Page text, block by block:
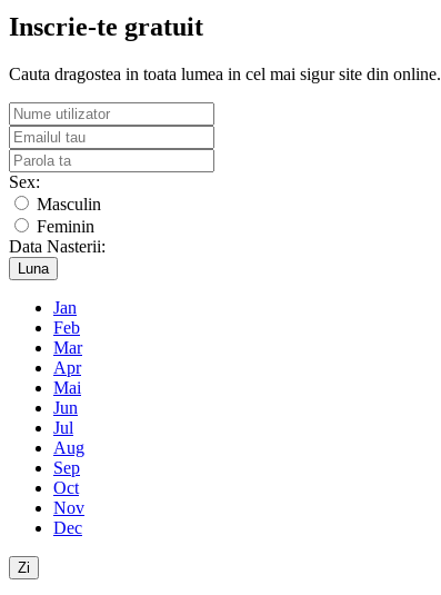
Inscrie-te gratuit
Cauta dragostea in toata lumea in cel mai sigur site din online.
Sex:
Masculin
Feminin
Data Nasterii:
Luna
Jan
Feb
Mar
Apr
Mai
Jun
Jul
Aug
Sep
Oct
Nov
Dec
Zi